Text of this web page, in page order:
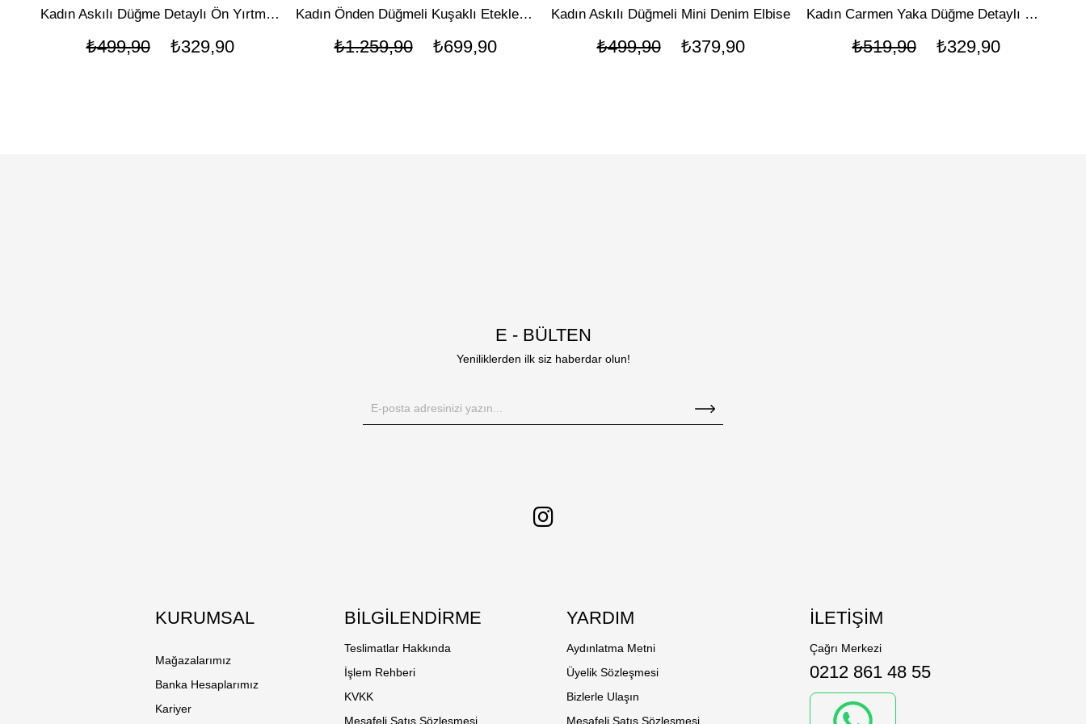
Kadın Askılı Düğme Detaylı Ön Yırtmaçlı Midi Elbise
₺329,90
₺499,90
Kadın Önden Düğmeli Kuşaklı Etekleri Fırfırlı Denim Elbise
₺699,90
₺1.259,90
Kadın Askılı Düğmeli Mini Denim Elbise
₺379,90
₺499,90
Kadın Carmen Yaka Düğme Detaylı Elbise
₺329,90
₺519,90
E - BÜLTEN
Yeniliklerden ilk siz haberdar olun!
KURUMSAL
Mağazalarımız
Banka Hesaplarımız
Kariyer
BİLGİLENDİRME
Teslimatlar Hakkında
İşlem Rehberi
KVKK
Mesafeli Satış Sözleşmesi
YARDIM
Aydınlatma Metni
Üyelik Sözleşmesi
Bizlerle Ulaşın
Mesafeli Satış Sözleşmesi
İLETİŞİM
Çağrı Merkezi
0212 861 48 55